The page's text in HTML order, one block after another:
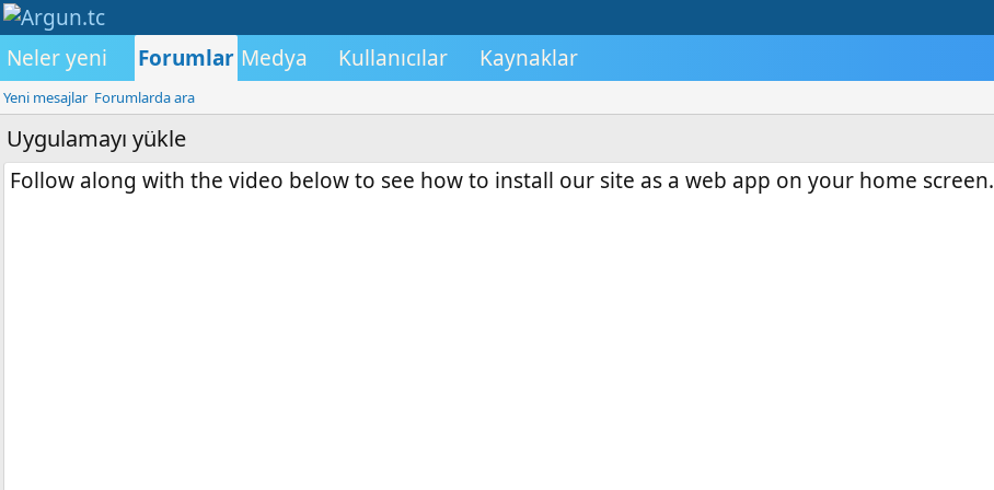
Neler yeni Forumlar Medya Kullanıcılar Kaynaklar
Yeni mesajlar Forumlarda ara
Uygulamayı yükle
Follow along with the video below to see how to install our site as a web app on your home screen.